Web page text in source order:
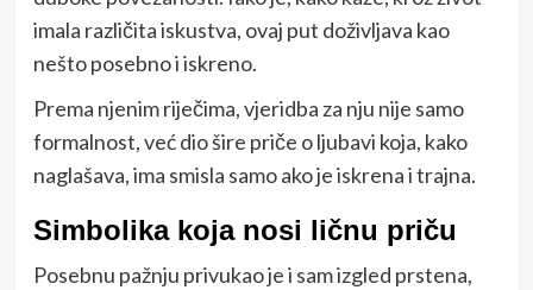
imala različita iskustva, ovaj put doživljava kao
nešto posebno i iskreno.
Prema njenim riječima, vjeridba za nju nije samo
formalnost, već dio šire priče o ljubavi koja, kako
naglašava, ima smisla samo ako je iskrena i trajna.
Simbolika koja nosi ličnu priču
Posebnu pažnju privukao je i sam izgled prstena,